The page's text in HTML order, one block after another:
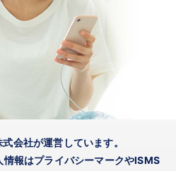
会社が運営しています。
報はプライバシーマークやISMS